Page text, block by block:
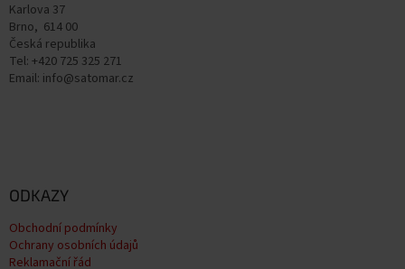
Karlova 37
Brno, 614 00
Česká republika
Tel: +420 725 325 271
Email: info@satomar.cz
ODKAZY
Obchodní podmínky
Ochrany osobních údajů
Reklamační řád